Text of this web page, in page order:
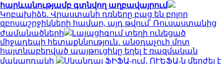
հարևանությամբ գտնվող աղբավայրում
Կոբախիձե. Վրաստանի դռները բաց են բոլոր
զբոսաշրջիկների համար, այդ թվում՝ Ռուսաստանից
ժամանածների
Լայպցիգում տեղի ունեցած
միջադեպի հետաքննություն․ անօդաչուի մոտ
հայտնաբերված պայթուցիկը եղել է ռազմական
մակարդակի
Սկանդալ ՖԻՖԱ-ում․ ՈՒԵՖԱ-ն մերժել է